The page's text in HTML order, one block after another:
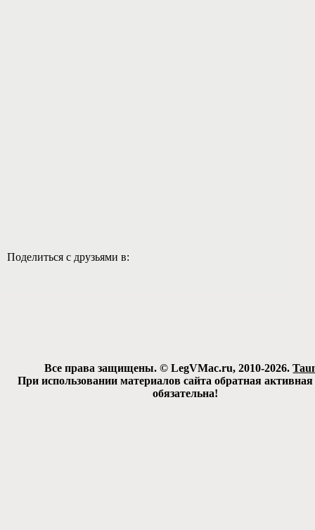
Поделиться с друзьями в:
Все права защищены. © LegVMac.ru, 2010-2026.
При использовании материалов сайта обратная
обязательна!